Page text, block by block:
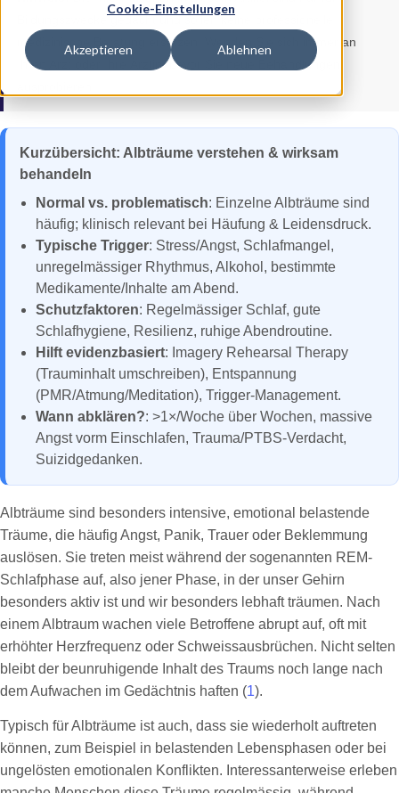
Cookie-Einstellungen
Akzeptieren Ablehnen
Bildungszwecke gedacht und sollen keine professionelle
medizinische Beratung ersetzen. Wenden Sie sich immer an
Ihren Arzt oder Ihre Ärztin, bevor Sie neue Behandlungen
Kurzübersicht: Albträume verstehen & wirksam
behandeln
Normal vs. problematisch: Einzelne Albträume sind
häufig; klinisch relevant bei Häufung & Leidensdruck.
Typische Trigger: Stress/Angst, Schlafmangel,
unregelmässiger Rhythmus, Alkohol, bestimmte
Medikamente/Inhalte am Abend.
Schutzfaktoren: Regelmässiger Schlaf, gute
Schlafhygiene, Resilienz, ruhige Abendroutine.
Hilft evidenzbasiert: Imagery Rehearsal Therapy
(Trauminhalt umschreiben), Entspannung
(PMR/Atmung/Meditation), Trigger-Management.
Wann abklären?: >1×/Woche über Wochen, massive
Angst vorm Einschlafen, Trauma/PTBS-Verdacht,
Suizidgedanken.
Albträume sind besonders intensive, emotional belastende
Träume, die häufig Angst, Panik, Trauer oder Beklemmung
auslösen. Sie treten meist während der sogenannten REM-
Schlafphase auf, also jener Phase, in der unser Gehirn
besonders aktiv ist und wir besonders lebhaft träumen. Nach
einem Albtraum wachen viele Betroffene abrupt auf, oft mit
erhöhter Herzfrequenz oder Schweissausbrüchen. Nicht selten
bleibt der beunruhigende Inhalt des Traums noch lange nach
dem Aufwachen im Gedächtnis haften (1).
Typisch für Albträume ist auch, dass sie wiederholt auftreten
können, zum Beispiel in belastenden Lebensphasen oder bei
ungelösten emotionalen Konflikten. Interessanterweise erleben